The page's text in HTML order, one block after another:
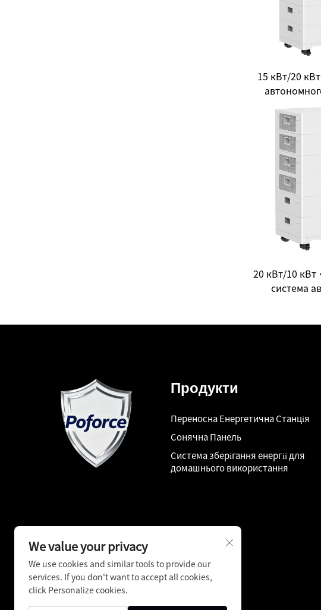
15 кВт/20
енергії
20 кВт/10
система
Продукти
Переносна Енергетична Станція
Сонячна Панель
Система зберігання енергії для
домашнього використання
We value your privacy
We use cookies and similar tools to provide our
services. If you don't want to accept all cookies,
click Personalize cookies.